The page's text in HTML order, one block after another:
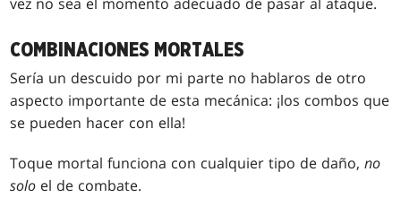
COMBINACIONES MORTALES
Sería un descuido por mi parte no hablaros de otro
aspecto importante de esta mecánica: ¡los combos que
se pueden hacer con ella!
Toque mortal funciona con cualquier tipo de daño,no
solo el de combate.